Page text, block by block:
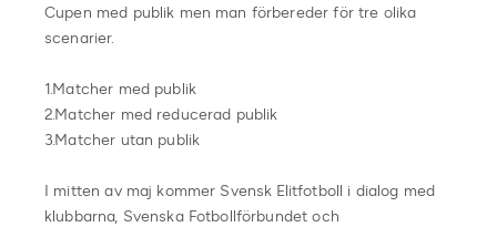
Cupen med publik men man förbereder för tre olika
scenarier.
1.Matcher med publik
2.Matcher med reducerad publik
3.Matcher utan publik
I mitten av maj kommer Svensk Elitfotboll i dialog med
klubbarna, Svenska Fotbollförbundet och